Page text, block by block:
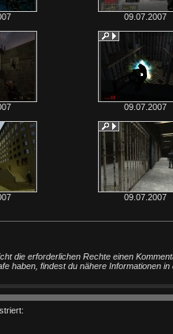
09.07.2007
09.07.2007
09.07.2007
die erforderlichen Rechte einen
haben, findest du nähere Informationen in